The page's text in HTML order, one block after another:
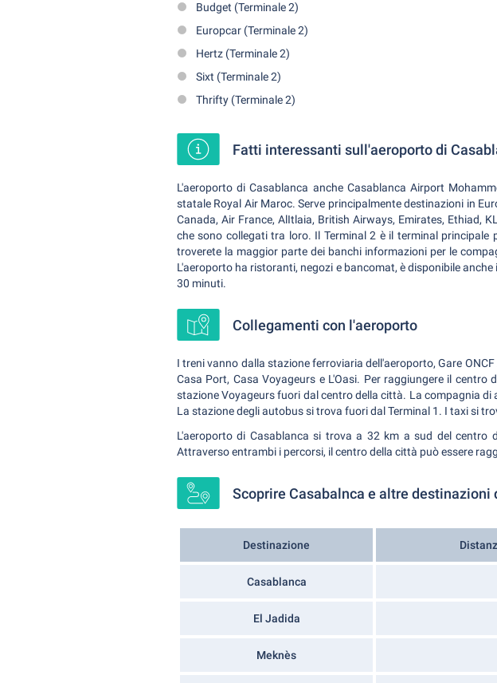
Budget (Terminale 2)
Europcar (Terminale 2)
Hertz (Terminale 2)
Sixt (Terminale 2)
Thrifty (Terminale 2)
Fatti interessanti sull'aeroporto di
L'aeroporto di Casablanca anche Casablanca Airport
statale Royal Air Maroc. Serve principalmente destinazioni in
Canada, Air France, AlItlaia, British Airways, Emirates, Ethiad,
che sono collegati tra loro. Il Terminal 2 è il terminal
troverete la maggior parte dei banchi informazioni per le
L'aeroporto ha ristoranti, negozi e bancomat, è disponibile
30 minuti.
Collegamenti con l'aeroporto
I treni vanno dalla stazione ferroviaria dell'aeroporto, Gare
Casa Port, Casa Voyageurs e L'Oasi. Per raggiungere il
stazione Voyageurs fuori dal centro della città. La compagnia
La stazione degli autobus si trova fuori dal Terminal 1. I taxi si
L'aeroporto di Casablanca si trova a 32 km a sud del centro
Attraverso entrambi i percorsi, il centro della città può essere
Scoprire Casabalnca e altre destinazioni
Destinazione
Casablanca
El Jadida
Meknès